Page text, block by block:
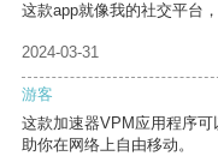
这款app就像我的社交平台
2024-03-31
游客
这款加速器VPM应用程序
助你在网络上自由移动。